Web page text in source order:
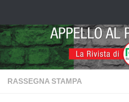
RASSEGNA STAMPA